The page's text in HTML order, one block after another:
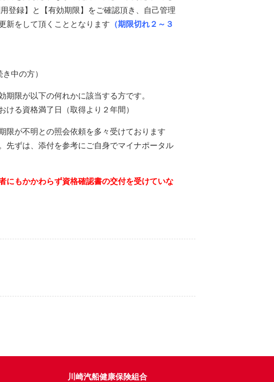
登録】と【有効期限】をご確認頂き、自己管理
新をして頂くこととなります （期限切れ２～３
中の方）
限が以下の何れかに該当する方です。
資格満了日（取得より２年間）
限が不明との照会依頼を多々受けております
先ずは、添付を参考にご自身でマイナポータル
にもかかわらず資格確認書の交付を受けていな
川崎汽船健康保険組合